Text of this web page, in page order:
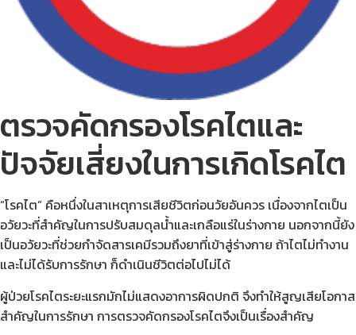
ตรวจคัดกรองโรคไตและ
ปัจจัยเสี่ยงในการเกิดโรคไต
“โรคไต” คือหนึ่งในสาเหตุการเสียชีวิตก่อนวัยอันควร เนื่องจากไตเป็น
อวัยวะที่สำคัญในการปรับสมดุลน้ำและเกลือแร่ในร่างกาย นอกจากนี้ยัง
เป็นอวัยวะที่ช่วยกำจัดสารเคมีรวมถึงยาที่เข้าสู่ร่างกาย ถ้าไตไม่ทำงาน
และไม่ได้รับการรักษา ก็ดำเนินชีวิตต่อไปไม่ได้
ผู้ป่วยโรคไตระยะแรกมักไม่แสดงอาการผิดปกติ จึงทำให้สูญเสียโอกาส
สำคัญในการรักษา การตรวจคัดกรองโรคไตจึงเป็นเรื่องสำคัญ